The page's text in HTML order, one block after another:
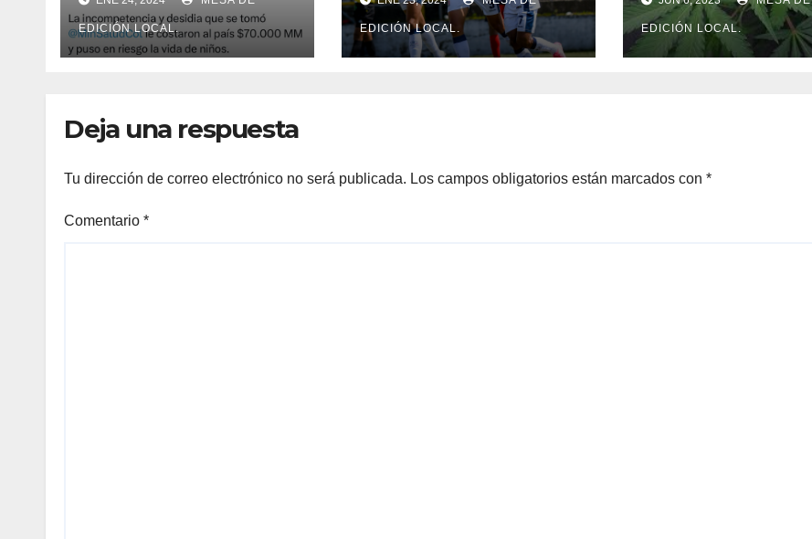
CONTRA EL COVID
SI SE VENCIERON.
EDICIÓN LOCAL.
ONCE CALDAS.
EDICIÓN LOCAL.
CANNABIS
RECREATIVO.
EDICIÓN LOCAL.
Deja una respuesta
Tu dirección de correo electrónico no será publicada. Los campos obligatorios están marcados con *
Comentario *